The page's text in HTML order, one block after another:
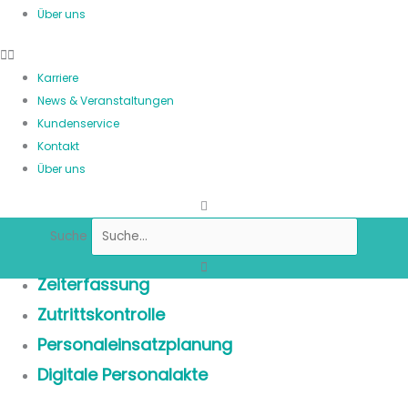
Über uns
Karriere
News & Veranstaltungen
Kundenservice
Kontakt
Über uns
Suche
Zeiterfassung
Zutrittskontrolle
Personaleinsatzplanung
Digitale Personalakte